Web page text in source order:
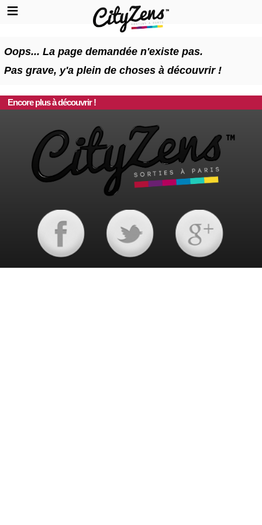
Oops... La page demandée n'existe pas.
Pas grave, y'a plein de choses à découvrir !
Encore plus à découvrir !